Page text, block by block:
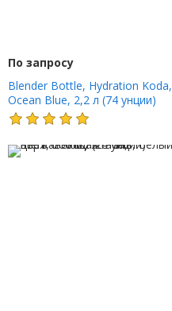
По запросу
Blender Bottle, Hydration Koda,
Ocean Blue, 2,2 л (74 унции)